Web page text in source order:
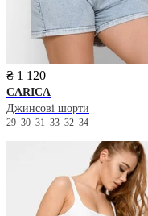
₴ 1 120
CARICA
Джинсові шорти
29 30 31 33 32 34